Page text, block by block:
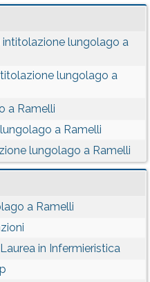
lungolago a
lungolago a
a Ramelli
a Ramelli
lungolago a Ramelli
a Ramelli
in Infermieristica